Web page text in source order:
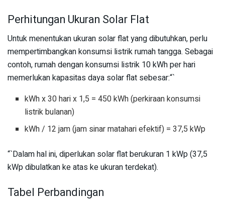
Perhitungan Ukuran Solar Flat
Untuk menentukan ukuran solar flat yang dibutuhkan, perlu
mempertimbangkan konsumsi listrik rumah tangga. Sebagai
contoh, rumah dengan konsumsi listrik 10 kWh per hari
memerlukan kapasitas daya solar flat sebesar:“`
kWh x 30 hari x 1,5 = 450 kWh (perkiraan konsumsi
listrik bulanan)
kWh / 12 jam (jam sinar matahari efektif) = 37,5 kWp
“`Dalam hal ini, diperlukan solar flat berukuran 1 kWp (37,5
kWp dibulatkan ke atas ke ukuran terdekat).
Tabel Perbandingan